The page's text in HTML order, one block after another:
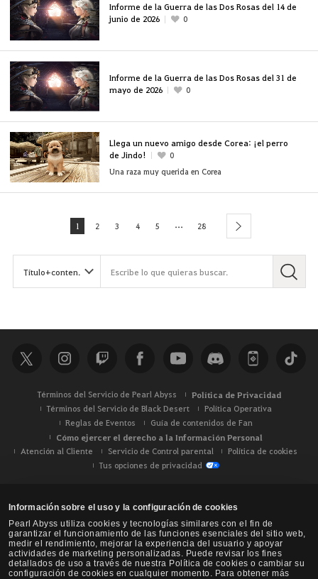
Información sobre el uso y la configuración de cookies
Pearl Abyss utiliza cookies y tecnologías similares con el fin de
garantizar el funcionamiento de las funciones esenciales del sitio web,
medir el rendimiento, mejorar la experiencia del usuario y apoyar
actividades de marketing personalizadas. Puede revisar los fines
detallados de uso a través de nuestra Política de cookies o cambiar su
configuración de cookies en cualquier momento. Para obtener más
Informe de la Guerra de las Dos Rosas del 14 de
junio de 2026
0
Informe de la Guerra de las Dos Rosas del 31 de
mayo de 2026
0
Llega un nuevo amigo desde Corea: ¡el perro
de Jindo!
0
Una raza muy querida en Corea
1 2 3 4 5 ... 28 next
Términos del Servicio de Pearl Abyss Política de Privacidad
Términos del Servicio de Black Desert
Política Operativa
Reglas de Eventos
Guía de contenidos de Fan
Cómo ejercer el derecho a la Información Personal
Atención al Cliente Servicio de Control parental
Política de cookies
Tus opciones de privacidad